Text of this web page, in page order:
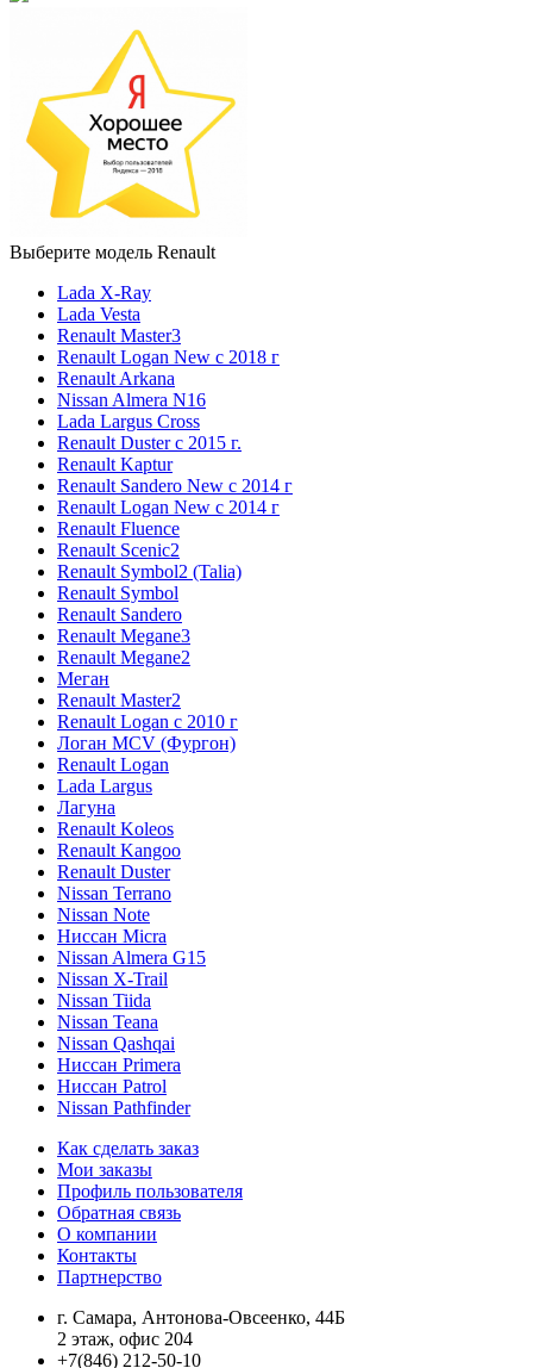
Выберите модель Renault
Lada X-Ray
Lada Vesta
Renault Master3
Renault Logan New с 2018 г
Renault Arkana
Nissan Almera N16
Lada Largus Cross
Renault Duster с 2015 г.
Renault Kaptur
Renault Sandero New с 2014 г
Renault Logan New с 2014 г
Renault Fluence
Renault Scenic2
Renault Symbol2 (Talia)
Renault Symbol
Renault Sandero
Renault Megane3
Renault Megane2
Меган
Renault Master2
Renault Logan c 2010 г
Логан МСV (Фургон)
Renault Logan
Lada Largus
Лагуна
Renault Koleos
Renault Kangoo
Renault Duster
Nissan Terrano
Nissan Note
Ниссан Micra
Nissan Almera G15
Nissan X-Trail
Nissan Tiida
Nissan Teana
Nissan Qashqai
Ниссан Primera
Ниссан Patrol
Nissan Pathfinder
Как сделать заказ
Мои заказы
Профиль пользователя
Обратная связь
О компании
Контакты
Партнерство
г. Самара, Антонова-Овсеенко, 44Б
2 этаж, офис 204
+7(846) 212-50-10